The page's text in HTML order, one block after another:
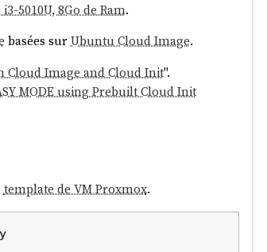
5010U, 8Go de Ram.
basées surUbuntu Cloud Image.
Cloud Image and Cloud Init".
MODE using Prebuilt Cloud Init
template de VM Proxmox.